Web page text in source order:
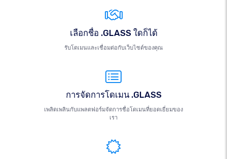
เลือกชื่อ .GLASS ใดก็ได้
รับโดเมนและเชื่อมต่อกับเว็บไซต์ของคุณ
การจัดการโดเมน .GLASS
เพลิดเพลินกับแพลตฟอร์มจัดการชื่อโดเมนที่ยอดเยี่ยมของ
เรา